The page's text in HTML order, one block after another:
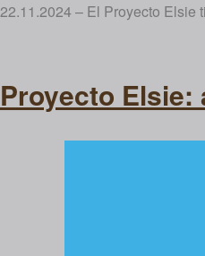
22.11.2024 – El Proyecto Elsie
Proyecto